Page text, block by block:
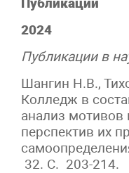
2024
Публикации в
Шангин Н.В.,
Колледж в
анализ мотивов
перспектив их
32. С. 203-214.